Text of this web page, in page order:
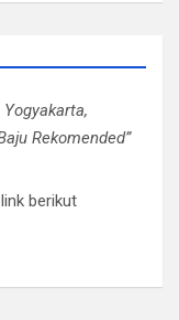
Rekomended”
berikut